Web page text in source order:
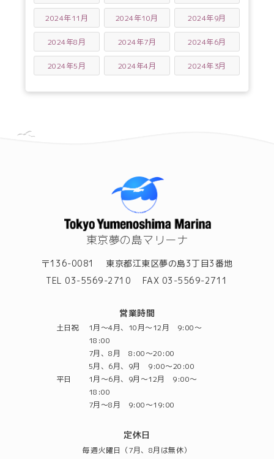
2024年11月 2024年10月 2024年9月
2024年8月 2024年7月 2024年6月
2024年5月 2024年4月 2024年3月
東京夢の島マリーナ
〒136-0081
東京都江東区夢の島3丁目3番地
TEL 03-5569-2710
FAX 03-5569-2711
営業時間
土日祝
1月～4月、10月～12月 9:00～
18:00
7月、8月 8:00～20:00
5月、6月、9月 9:00～20:00
平日
1月～6月、9月～12月 9:00～
18:00
7月～8月 9:00～19:00
定休日
毎週火曜日（7月、8月は無休）